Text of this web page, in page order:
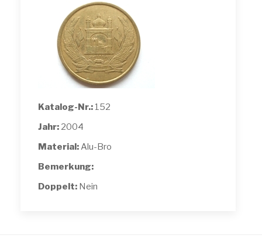
Katalog-Nr.: 152
Jahr: 2004
Material:Alu-Bro
Bemerkung:
Doppelt: Nein